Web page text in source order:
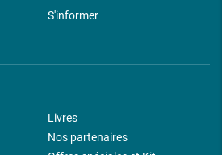
S'informer
Livres
Nos partenaires